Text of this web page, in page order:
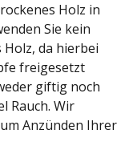
Holz in
Sie kein
da hierbei
freigesetzt
giftig noch
Rauch. Wir
Anzünden Ihrer